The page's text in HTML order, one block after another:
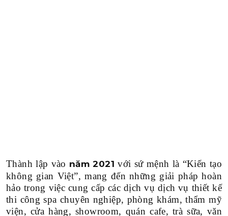
Thành lập vào năm 2021 với sứ mệnh là “Kiến tạo
không gian Việt”, mang đến những giải pháp hoàn
hảo trong việc cung cấp các dịch vụ dịch vụ thiết kế
thi công spa chuyên nghiệp, phòng khám, thẩm mỹ
viện, cửa hàng, showroom, quán cafe, trà sữa, văn